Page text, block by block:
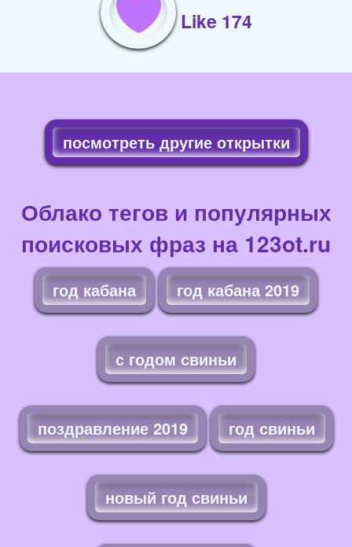
Like 174
посмотреть другие открытки
Облако тегов и популярных
поисковых фраз на 123ot.ru
год кабана год кабана 2019
с годом свиньи
поздравление 2019 год свиньи
новый год свиньи